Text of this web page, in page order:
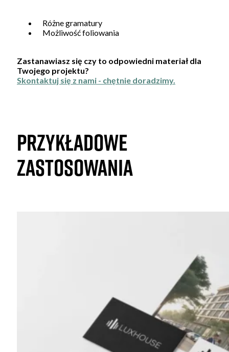
Różne gramatury
Możliwość foliowania
Zastanawiasz się czy to odpowiedni materiał dla
Twojego projektu?
Skontaktuj się z nami - chętnie doradzimy.
PRZYKŁADOWE
ZASTOSOWANIA